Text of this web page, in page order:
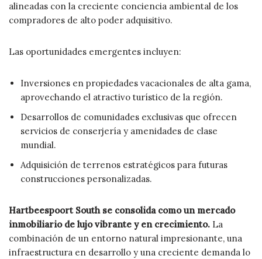
alineadas con la creciente conciencia ambiental de los
compradores de alto poder adquisitivo.
Las oportunidades emergentes incluyen:
Inversiones en propiedades vacacionales de alta gama,
aprovechando el atractivo turístico de la región.
Desarrollos de comunidades exclusivas que ofrecen
servicios de conserjería y amenidades de clase
mundial.
Adquisición de terrenos estratégicos para futuras
construcciones personalizadas.
Hartbeespoort South se consolida como un mercado
inmobiliario de lujo vibrante y en crecimiento. La
combinación de un entorno natural impresionante, una
infraestructura en desarrollo y una creciente demanda lo